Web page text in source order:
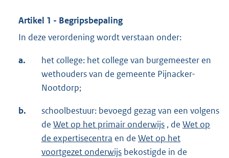
Artikel 1 - Begripsbepaling
In deze verordening wordt verstaan onder:
a.
het college: het college van burgemeester en
wethouders van de gemeente Pijnacker-
Nootdorp;
b.
schoolbestuur: bevoegd gezag van een volgens
de Wet op het primair onderwijs , de Wet op
de expertisecentra en de Wet op het
voortgezet onderwijs bekostigde in de